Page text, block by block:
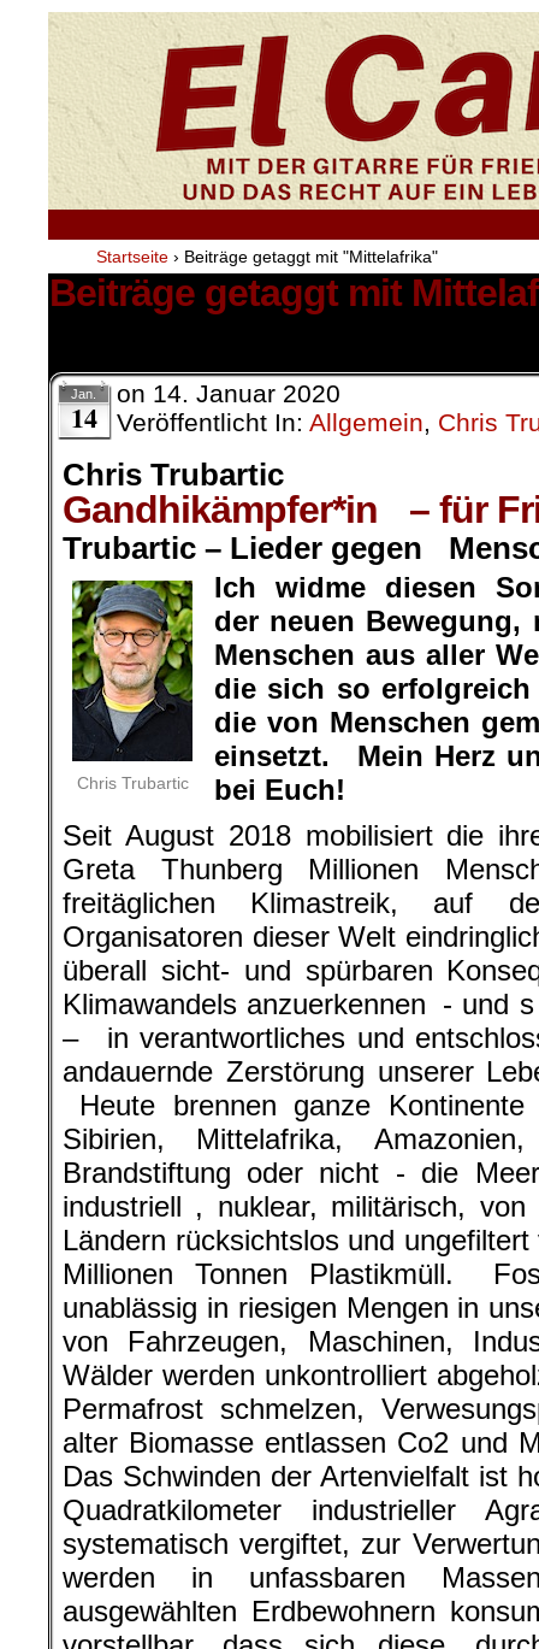
Startseite › Beiträge getaggt mit "Mittelafrika"
Beiträge getaggt mit
Jan.
14
on 14. Januar 2020
Veröffentlicht In: Allgemein, Chris
Chris Trubartic
Gandhikämpfer*in – für
Trubartic – Lieder gegen
Chris Trubartic
Ich widme diesen
der neuen
Menschen aus aller
die sich so
die von Menschen
einsetzt. Mein Herz
bei Euch!
Seit August 2018 mobilisiert die
Greta Thunberg Millionen
freitäglichen Klimastreik, auf
Organisatoren dieser Welt
überall sicht- und spürbaren
Klimawandels anzuerkennen - und
– in verantwortliches und
andauernde Zerstörung unserer
Heute brennen ganze
Sibirien, Mittelafrika,
Brandstiftung oder nicht - die
industriell , nuklear, militärisch,
Ländern rücksichtslos und
Millionen Tonnen Plastikmüll.
unablässig in riesigen Mengen in
von Fahrzeugen, Maschinen,
Wälder werden unkontrolliert
Permafrost schmelzen,
alter Biomasse entlassen Co2 und
Das Schwinden der Artenvielfalt ist
Quadratkilometer industrieller
systematisch vergiftet, zur
werden in unfassbaren
ausgewählten Erdbewohnern